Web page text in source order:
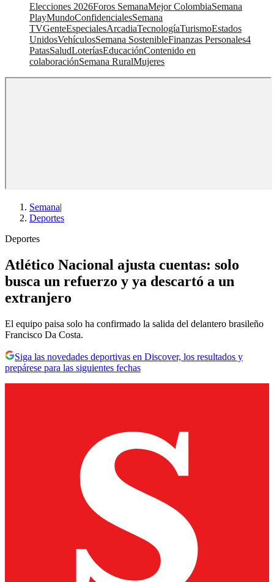
Elecciones 2026Foros SemanaMejor ColombiaSemana
PlayMundoConfidencialesSemana
TVGenteEspecialesArcadiaTecnologíaTurismoEstados
UnidosVehículosSemana SostenibleFinanzas Personales4
PatasSaludLoteríasEducaciónContenido en
colaboraciónSemana RuralMujeres
Semana|
Deportes
Deportes
Atlético Nacional ajusta cuentas: solo
busca un refuerzo y ya descartó a un
extranjero
El equipo paisa solo ha confirmado la salida del delantero brasileño
Francisco Da Costa.
Siga las novedades deportivas en Discover, los resultados y
prepárese para las siguientes fechas